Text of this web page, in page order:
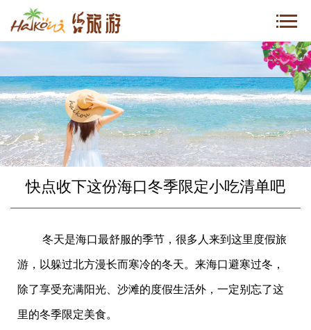
快点收下这份海口冬季限定小吃清单吧
冬天是海口最舒服的季节，很多人来到这里度假旅
游，以躲过北方漫长而寒冷的冬天。来海口避寒过冬，
除了享受充满阳光、沙滩的度假生活外，一定别忘了这
里的冬季限定美食。